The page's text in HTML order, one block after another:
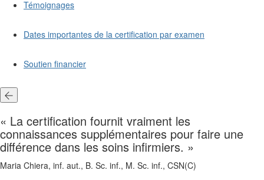
Témoignages
Dates importantes de la certification par examen
Soutien financier
« La certification fournit vraiment les
connaissances supplémentaires pour faire une
différence dans les soins infirmiers. »
Maria Chiera, inf. aut., B. Sc. inf., M. Sc. inf., CSN(C)